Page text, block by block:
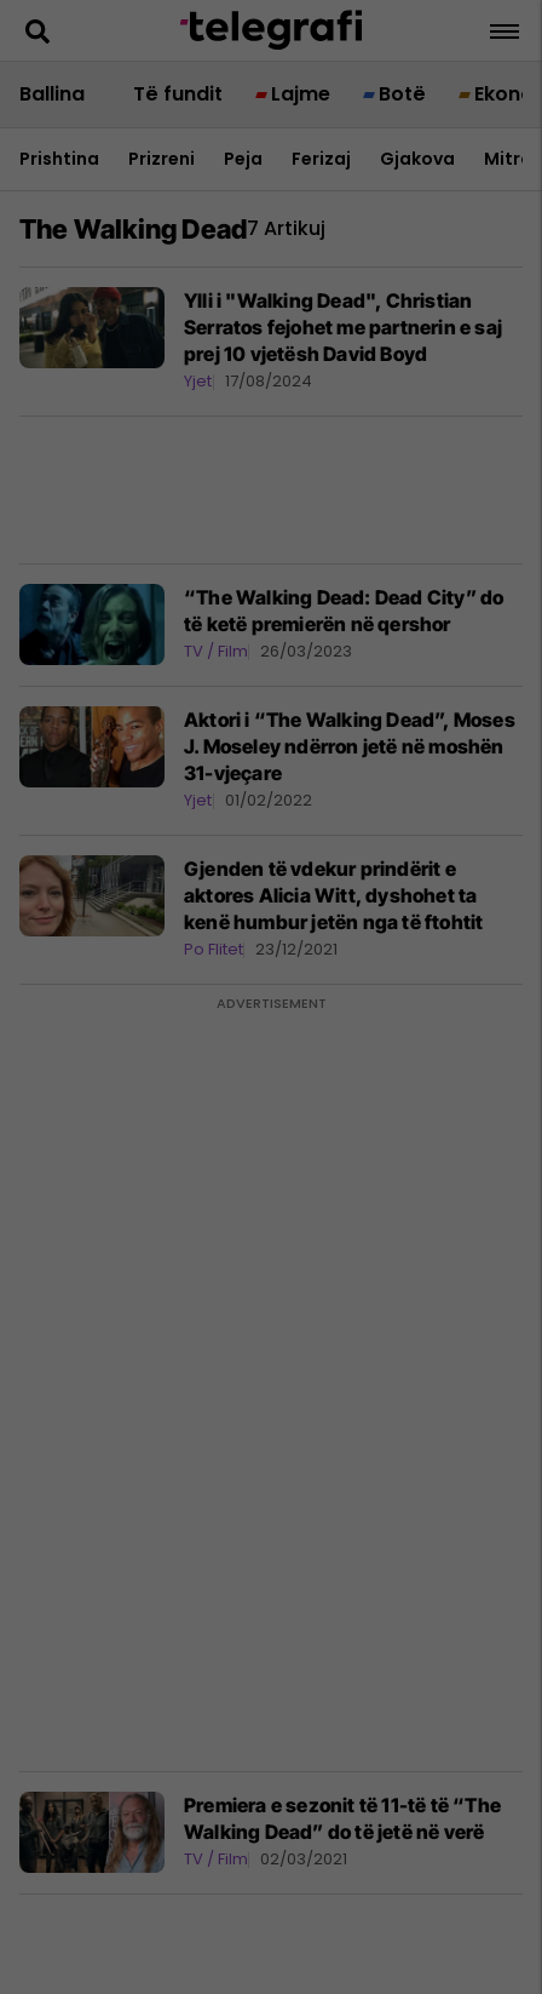
Ballina Të fundit Lajme Botë
Prishtina Prizreni Peja Ferizaj Gjakova
The Walking Dead7 Artikuj
Ylli i "Walking Dead", Christian
Serratos fejohet me partnerin e saj
prej 10 vjetësh David Boyd
Yjet 17/08/2024
“The Walking Dead: Dead City” do
të ketë premierën në qershor
TV / Film 26/03/2023
Aktori i “The Walking Dead”, Moses
J. Moseley ndërron jetë në moshën
31-vjeçare
Yjet 01/02/2022
Gjenden të vdekur prindërit e
aktores Alicia Witt, dyshohet ta
kenë humbur jetën nga të ftohtit
Po Flitet 23/12/2021
Premiera e sezonit të 11-të të “The
Walking Dead” do të jetë në verë
TV / Film 02/03/2021